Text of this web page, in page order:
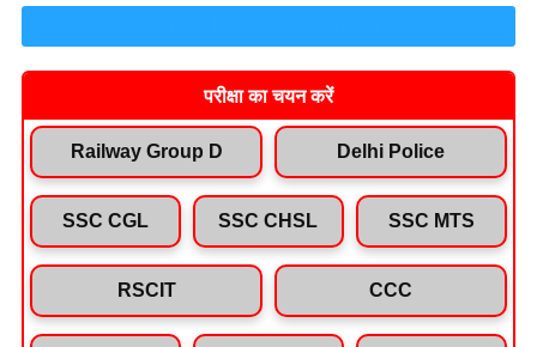
परीक्षा का चयन करें
Railway Group D Delhi Police
SSC CGL SSC CHSL SSC MTS
RSCIT CCC